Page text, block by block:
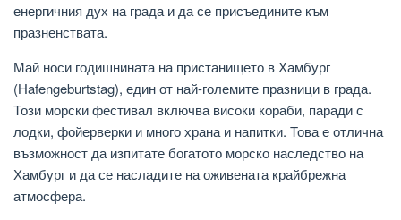
енергичния дух на града и да се присъедините към
празненствата.
Май носи годишнината на пристанището в Хамбург
(Hafengeburtstag), един от най-големите празници в града.
Този морски фестивал включва високи кораби, паради с
лодки, фойерверки и много храна и напитки. Това е отлична
възможност да изпитате богатото морско наследство на
Хамбург и да се насладите на оживената крайбрежна
атмосфера.